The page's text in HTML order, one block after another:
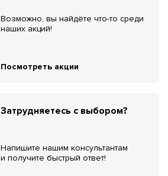
Возможно, вы найдёте что-то среди
наших акций!
Посмотреть акции
Затрудняетесь с выбором?
Напишите нашим консультантам
и получите быстрый ответ!